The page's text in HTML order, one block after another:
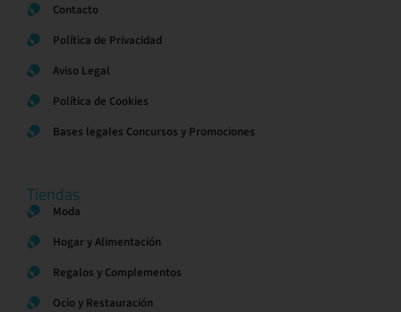
Contacto
Política de Privacidad
Aviso Legal
Política de Cookies
Bases legales Concursos y Promociones
Tiendas
Moda
Hogar y Alimentación
Regalos y Complementos
Ocio y Restauración